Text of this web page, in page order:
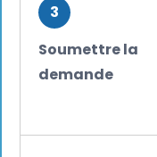
3
Soumettre la
demande